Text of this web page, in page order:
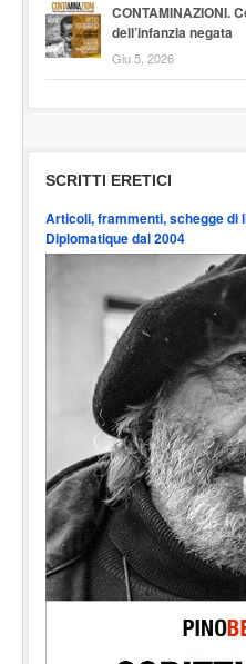
CONTAMINAZIONI.
dell’infanzia negata
Giu 5, 2026
SCRITTI ERETICI
Articoli, frammenti, schegge di
Diplomatique dal 2004